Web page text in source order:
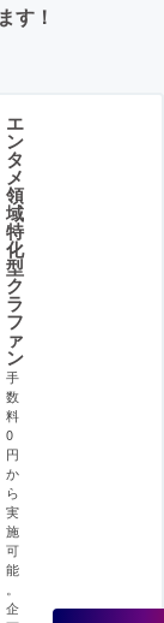
す！
エ
ン
タ
メ
領
域
特
化
型
ク
ラ
フ
ァ
ン
手
数
料
0
円
か
ら
実
施
可
能
。
企